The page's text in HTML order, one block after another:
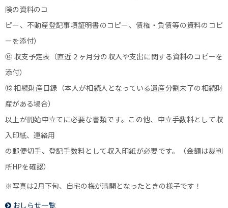
険の資料のコ
ピー、不動産登記事項証明書のコピー、債権・負債等の資料のコピ
ーを添付）
⑭ 収支予定表（直近２ヶ月分の収入や支出に関する資料のコピーを
添付）
⑮ 相続財産目録（本人が相続人となっている遺産分割未了の相続財
産がある場合）
以上が開始申立てに必要な書類です。この他、申立手数料として収
入印紙、連絡用
の郵便切手、登記手数料として収入印紙が必要です。（金額は裁判
所HPを確認）
※写真は2月下旬、自宅の梅が満開となったときの様子です！
おしらせ一覧